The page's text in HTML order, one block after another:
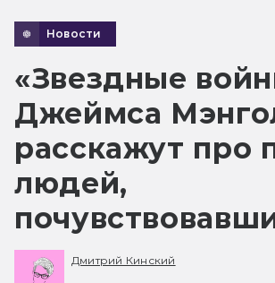
Новости
«Звездные
Джеймса
расскажут про
людей,
Дмитрий Кинский